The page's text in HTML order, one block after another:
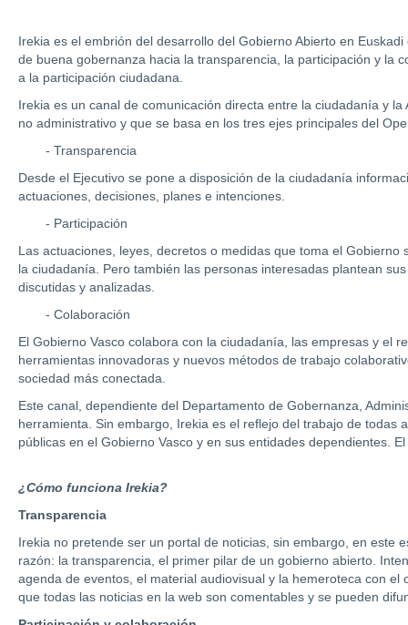
Irekia es el embrión del desarrollo del Gobierno Abierto en
de buena gobernanza hacia la transparencia, la participación y la
a la participación ciudadana.
Irekia es un canal de comunicación directa entre la ciudadanía y
no administrativo y que se basa en los tres ejes principales del
- Transparencia
Desde el Ejecutivo se pone a disposición de la ciudadanía
actuaciones, decisiones, planes e intenciones.
- Participación
Las actuaciones, leyes, decretos o medidas que toma el
la ciudadanía. Pero también las personas interesadas plantean
discutidas y analizadas.
- Colaboración
El Gobierno Vasco colabora con la ciudadanía, las empresas y el
herramientas innovadoras y nuevos métodos de trabajo
sociedad más conectada.
Este canal, dependiente del Departamento de Gobernanza,
herramienta. Sin embargo, Irekia es el reflejo del trabajo de todas
públicas en el Gobierno Vasco y en sus entidades dependientes.
¿Cómo funciona Irekia?
Transparencia
Irekia no pretende ser un portal de noticias, sin embargo, en este
razón: la transparencia, el primer pilar de un gobierno abierto.
agenda de eventos, el material audiovisual y la hemeroteca con
que todas las noticias en la web son comentables y se pueden